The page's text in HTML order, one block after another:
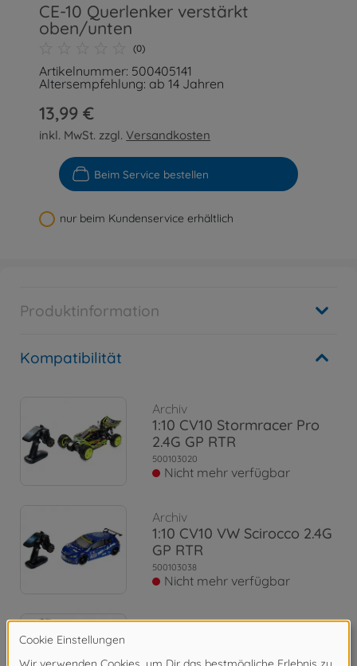
CE-10 Querlenker verstärkt
oben/unten
(0)
Artikelnummer: 500405141
Altersempfehlung: ab 14 Jahren
13,99 €
inkl. MwSt. zzgl.Versandkosten
Beim Service bestellen
nur beim Kundenservice erhältlich
Produktinformation
Kompatibilität
Archiv
1:10 CV10 Stormracer Pro
2.4G GP RTR
500103020
Nicht mehr verfügbar
Archiv
1:10 CV10 VW Scirocco 2.4G
GP RTR
500103038
Nicht mehr verfügbar
Archiv
2.0 15S RTR